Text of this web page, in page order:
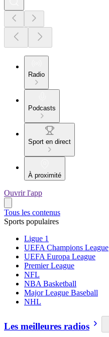
Radio
Podcasts
Sport en direct
À proximité
Ouvrir l'app
Tous les contenus
Sports populaires
Ligue 1
UEFA Champions League
UEFA Europa League
Premier League
NFL
NBA Basketball
Major League Baseball
NHL
Les meilleures radios